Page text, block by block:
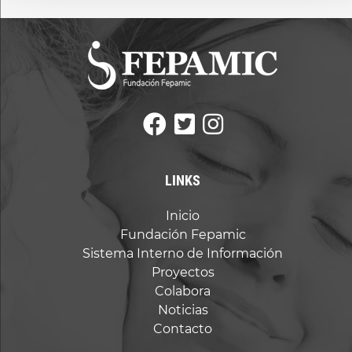
campo
vacío.
LINKS
Inicio
Fundación Fepamic
Sistema Interno de Información
Proyectos
Colabora
Noticias
Contacto